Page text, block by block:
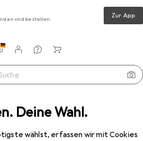
Deine Wahl.
wählst, erfassen wir mit Cookies
und bestellen Zur App
21 cm 1.5 l + adjustable stand